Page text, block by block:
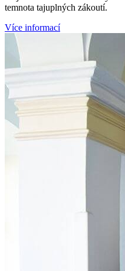
temnota tajuplných zákoutí.
Více informací